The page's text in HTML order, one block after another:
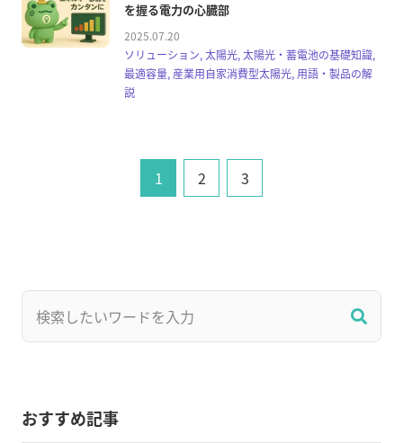
を握る電力の心臓部
2025.07.20
ソリューション, 太陽光, 太陽光・蓄電池の基礎知識,
最適容量, 産業用自家消費型太陽光, 用語・製品の解
説
1 2 3
おすすめ記事